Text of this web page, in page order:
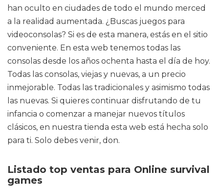
han oculto en ciudades de todo el mundo merced
a la realidad aumentada. ¿Buscas juegos para
videoconsolas? Si es de esta manera, estás en el sitio
conveniente. En esta web tenemos todas las
consolas desde los años ochenta hasta el día de hoy.
Todas las consolas, viejas y nuevas, a un precio
inmejorable. Todas las tradicionales y asimismo todas
las nuevas. Si quieres continuar disfrutando de tu
infancia o comenzar a manejar nuevos títulos
clásicos, en nuestra tienda esta web está hecha solo
para ti. Solo debes venir, don.
Listado top ventas para Online survival
games